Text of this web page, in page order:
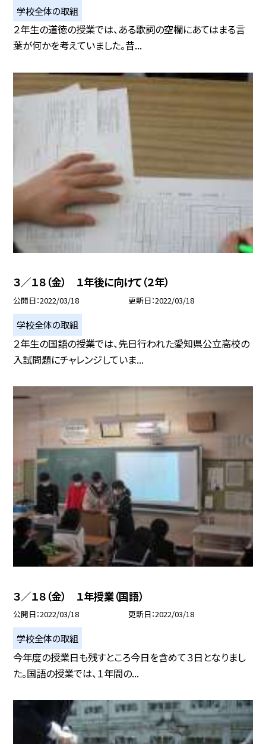
学校全体の取組
２年生の道徳の授業では、ある歌詞の空欄にあてはまる言
葉が何かを考えていました。昔...
３／１８（金） １年後に向けて（２年）
公開日 2022/03/18 更新日 2022/03/18
学校全体の取組
２年生の国語の授業では、先日行われた愛知県公立高校の
入試問題にチャレンジしていま...
３／１８（金） １年授業（国語）
公開日 2022/03/18 更新日 2022/03/18
学校全体の取組
今年度の授業日も残すところ今日を含めて３日となりまし
た。国語の授業では、１年間の...